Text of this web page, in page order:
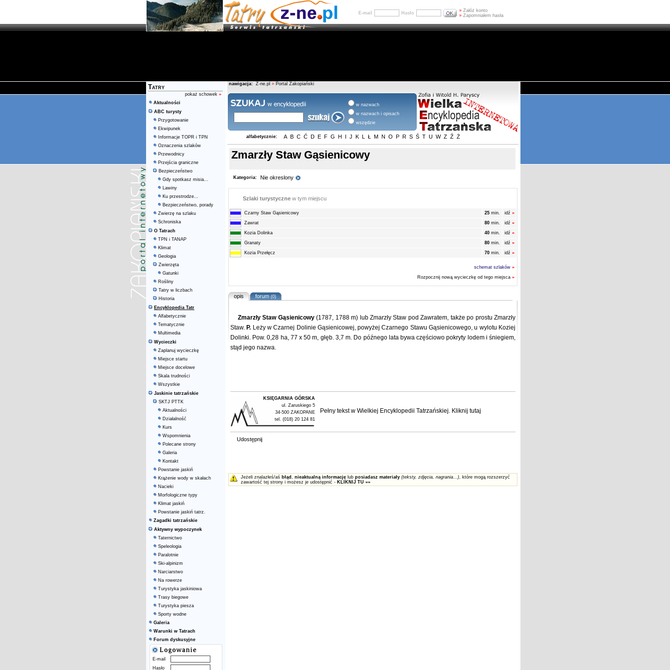
E-mail Hasło » Załóż konto
» Zapomniałem hasła
Tatry
pokaż schowek »
Aktualności
ABC turysty
Przygotowanie
Ekwipunek
Informacje TOPR i TPN
Oznaczenia szlaków
Przewodnicy
Przejścia graniczne
Bezpieczeństwo
Gdy spotkasz misia...
Lawiny
Ku przestrodze...
Bezpieczeństwo, porady
Zwierzę na szlaku
Schroniska
O Tatrach
TPN i TANAP
Klimat
Geologia
Zwierzęta
Gatunki
Rośliny
Tatry w liczbach
Historia
Encyklopedia Tatr
Alfabetycznie
Tematycznie
Multimedia
Wycieczki
Zaplanuj wycieczkę
Miejsce startu
Miejsce docelowe
Skala trudności
Wszystkie
Jaskinie tatrzańskie
SKTJ PTTK
Aktualności
Działalność
Kurs
Wspomnienia
Polecane strony
Galeria
Kontakt
Powstanie jaskiń
Krążenie wody w skałach
Nacieki
Morfologiczne typy
Klimat jaskiń
Powstanie jaskiń tatrz.
Zagadki tatrzańskie
Aktywny wypoczynek
Taternictwo
Speleologia
Paralotnie
Ski-alpinizm
Narciarstwo
Na rowerze
Turystyka jaskiniowa
Trasy biegowe
Turystyka piesza
Sporty wodne
Galeria
Warunki w Tatrach
Forum dyskusyjne
E-mail
Hasło
nawigacja: Z-ne.pl » Portal Zakopiański
w nazwach
w nazwach i opisach
wszędzie
alfabetycznie: A B C Ć D E F G H I J K L Ł M N O P R S Ś T U W Z Ź Ż
Zmarzły Staw Gąsienicowy
Kategoria: Nie okreslony
Szlaki turystyczne w tym miejscu
Czarny Staw Gąsienicowy 25 min. idź »
Zawrat
80 min. idź »
Kozia Dolinka
40 min. idź »
Granaty
80 min. idź »
Kozia Przełęcz
70 min. idź »
schemat szlaków »
Rozpocznij nową wycieczkę od tego miejsca »
opis forum(0)
Zmarzły Staw Gąsienicowy(1787, 1788 m) lub Zmarzły Staw pod Zawratem, także po prostu Zmarzły
Staw. P. Leży w Czarnej Dolinie Gąsienicowej, powyżej Czarnego Stawu Gąsienicowego, u wylotu Koziej
Dolinki. Pow. 0,28 ha, 77 x 50 m, głęb. 3,7 m. Do późnego lata bywa częściowo pokryty lodem i śniegiem,
stąd jego nazwa.
KSIĘGARNIA GÓRSKA
ul. Zaruskiego 5
34-500 ZAKOPANE
tel. (018) 20 124 81
Pełny tekst w Wielkiej Encyklopedii Tatrzańskiej. Kliknij tutaj
Udostępnij
Jeżeli znalazłeś/aś błąd , nieaktualną informację lub posiadasz materiały (teksty, zdjęcia, nagrania...), które mogą rozszerzyć
zawartość tej strony i możesz je udostępnić - KLIKNIJ TU »»